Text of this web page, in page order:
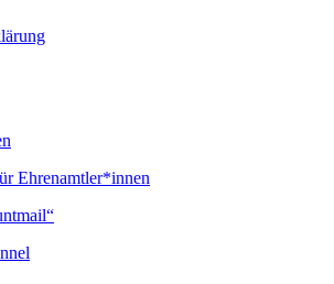
Ehrenamtler*innen